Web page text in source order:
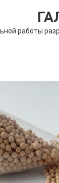
работы